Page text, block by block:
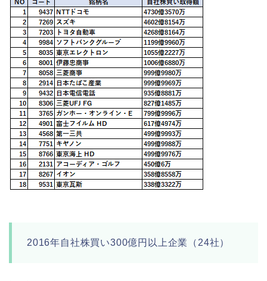
2016年自社株買い300億円以上企業（24社）